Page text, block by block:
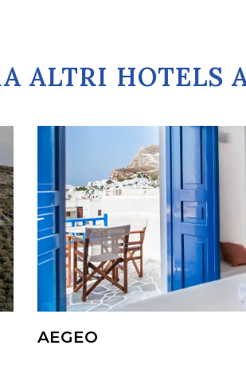
ALTRI HOTELS
AEGEO